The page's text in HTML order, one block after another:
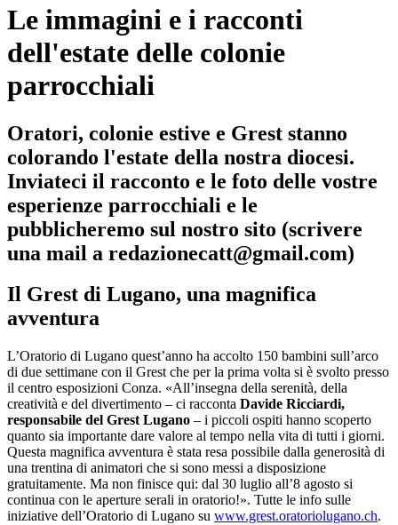
Le immagini e i racconti
dell'estate delle colonie
parrocchiali
Oratori, colonie estive e Grest stanno
colorando l'estate della nostra diocesi.
Inviateci il racconto e le foto delle vostre
esperienze parrocchiali e le
pubblicheremo sul nostro sito (scrivere
una mail a redazionecatt@gmail.com)
Il Grest di Lugano, una magnifica
avventura
L’Oratorio di Lugano quest’anno ha accolto 150 bambini sull’arco
di due settimane con il Grest che per la prima volta si è svolto presso
il centro esposizioni Conza. «All’insegna della serenità, della
creatività e del divertimento – ci racconta Davide Ricciardi,
responsabile del Grest Lugano – i piccoli ospiti hanno scoperto
quanto sia importante dare valore al tempo nella vita di tutti i giorni.
Questa magnifica avventura è stata resa possibile dalla generosità di
una trentina di animatori che si sono messi a disposizione
gratuitamente. Ma non finisce qui: dal 30 luglio all’8 agosto si
continua con le aperture serali in oratorio!». Tutte le info sulle
iniziative dell’Oratorio di Lugano su www.grest.oratoriolugano.ch.